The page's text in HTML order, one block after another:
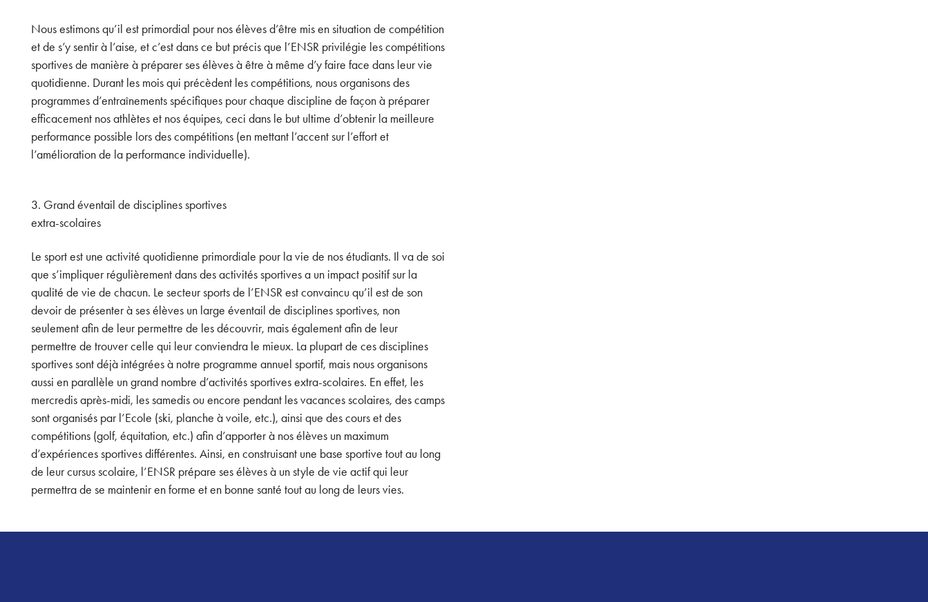
Nous estimons qu’il est primordial pour nos élèves d’être mis en situation de compétition
et de s’y sentir à l’aise, et c’est dans ce but précis que l’ENSR privilégie les compétitions
sportives de manière à préparer ses élèves à être à même d’y faire face dans leur vie
quotidienne. Durant les mois qui précèdent les compétitions, nous organisons des
programmes d’entraînements spécifiques pour chaque discipline de façon à préparer
efficacement nos athlètes et nos équipes, ceci dans le but ultime d’obtenir la meilleure
performance possible lors des compétitions (en mettant l’accent sur l’effort et
l’amélioration de la performance individuelle).
3. Grand éventail de disciplines sportives
extra-scolaires
Le sport est une activité quotidienne primordiale pour la vie de nos étudiants. Il va de soi
que s’impliquer régulièrement dans des activités sportives a un impact positif sur la
qualité de vie de chacun. Le secteur sports de l’ENSR est convaincu qu’il est de son
devoir de présenter à ses élèves un large éventail de disciplines sportives, non
seulement afin de leur permettre de les découvrir, mais également afin de leur
permettre de trouver celle qui leur conviendra le mieux. La plupart de ces disciplines
sportives sont déjà intégrées à notre programme annuel sportif, mais nous organisons
aussi en parallèle un grand nombre d’activités sportives extra-scolaires. En effet, les
mercredis après-midi, les samedis ou encore pendant les vacances scolaires, des camps
sont organisés par l’Ecole (ski, planche à voile, etc.), ainsi que des cours et des
compétitions (golf, équitation, etc.) afin d’apporter à nos élèves un maximum
d’expériences sportives différentes. Ainsi, en construisant une base sportive tout au long
de leur cursus scolaire, l’ENSR prépare ses élèves à un style de vie actif qui leur
permettra de se maintenir en forme et en bonne santé tout au long de leurs vies.